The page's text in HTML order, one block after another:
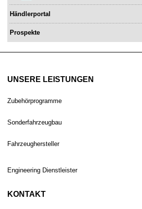
Händlerportal
Prospekte
UNSERE LEISTUNGEN
Zubehörprogramme
Sonderfahrzeugbau
Fahrzeughersteller
Engineering Dienstleister
KONTAKT